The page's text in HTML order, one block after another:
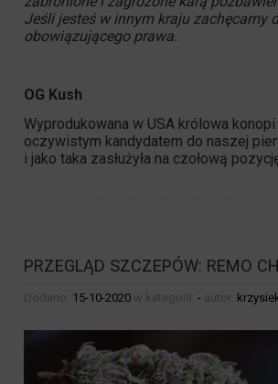
Jeśli jesteś w innym kraju zachęcamy
obowiązującego prawa.
OG Kush
Wyprodukowana w USA królowa konopi
oczywistym kandydatem do naszej
i jako taka zasłużyła na czołową
PRZEGLĄD SZCZEPÓW: REMO
Dodano: 15-10-2020 w kategorii: - autor: